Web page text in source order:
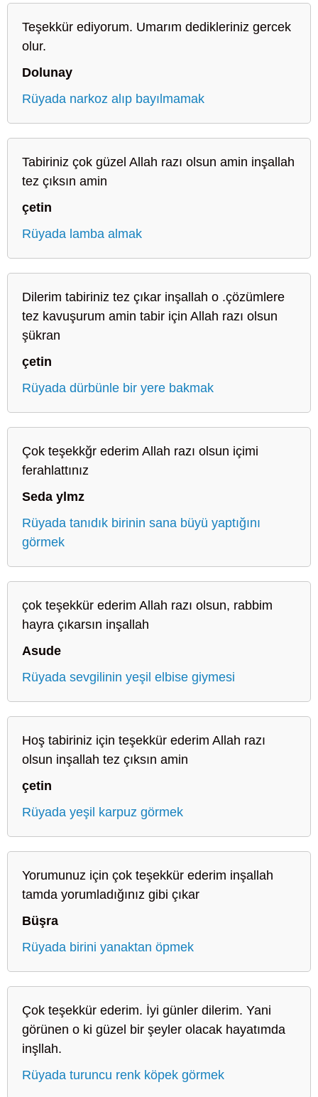
Teşekkür ediyorum. Umarım dedikleriniz gercek
olur.
Dolunay
Rüyada narkoz alıp bayılmamak
Tabiriniz çok güzel Allah razı olsun amin inşallah
tez çıksın amin
çetin
Rüyada lamba almak
Dilerim tabiriniz tez çıkar inşallah o .çözümlere
tez kavuşurum amin tabir için Allah razı olsun
şükran
çetin
Rüyada dürbünle bir yere bakmak
Çok teşekkğr ederim Allah razı olsun içimi
ferahlattınız
Seda ylmz
Rüyada tanıdık birinin sana büyü yaptığını
görmek
çok teşekkür ederim Allah razı olsun, rabbim
hayra çıkarsın inşallah
Asude
Rüyada sevgilinin yeşil elbise giymesi
Hoş tabiriniz için teşekkür ederim Allah razı
olsun inşallah tez çıksın amin
çetin
Rüyada yeşil karpuz görmek
Yorumunuz için çok teşekkür ederim inşallah
tamda yorumladığınız gibi çıkar
Büşra
Rüyada birini yanaktan öpmek
Çok teşekkür ederim. İyi günler dilerim. Yani
görünen o ki güzel bir şeyler olacak hayatımda
inşllah.
Rüyada turuncu renk köpek görmek